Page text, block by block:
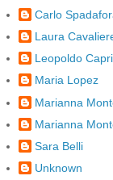
Carlo
Laura
Leopoldo
Maria Lopez
Marianna
Marianna
Sara Belli
Unknown